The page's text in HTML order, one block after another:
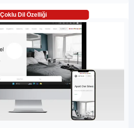
Çoklu Dil Özelliği